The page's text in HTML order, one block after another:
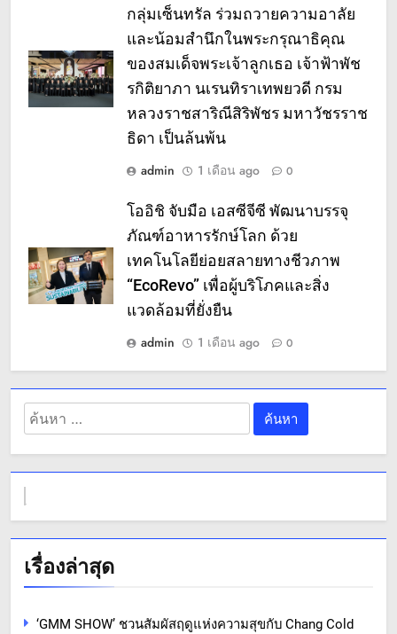
กลุ่มเซ็นทรัล ร่วมถวายความอาลัย
และน้อมสำนึกในพระกรุณาธิคุณ
ของสมเด็จพระเจ้าลูกเธอ เจ้าฟ้าพัช
รกิติยาภา นเรนทิราเทพยวดี กรม
หลวงราชสาริณีสิริพัชร มหาวัชรราช
ธิดา เป็นล้นพ้น
admin
1 เดือน ago 0
โออิชิ จับมือ เอสซีจีซี พัฒนาบรรจุ
ภัณฑ์อาหารรักษ์โลก ด้วย
เทคโนโลยีย่อยสลายทางชีวภาพ
“EcoRevo” เพื่อผู้บริโภคและสิ่ง
แวดล้อมที่ยั่งยืน
admin
1 เดือน ago 0
ค้นหา
สำหรับ:
เรื่องล่าสุด
‘GMM SHOW’ ชวนสัมผัสฤดูแห่งความสุขกับ Chang Cold